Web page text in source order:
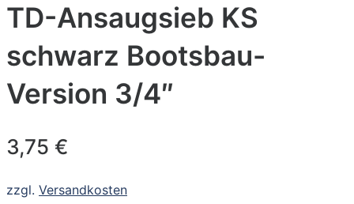
TD-Ansaugsieb KS
schwarz Bootsbau-
Version 3/4″
3,75 €
zzgl. Versandkosten